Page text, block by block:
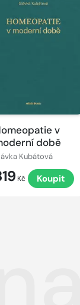
v
době
Kubátová
Kč Koupit